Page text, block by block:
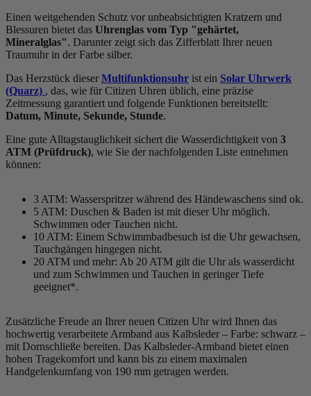
Einen weitgehenden Schutz vor unbeabsichtigten Kratzern und
Blessuren bietet das Uhrenglas vom Typ "gehärtet,
Mineralglas". Darunter zeigt sich das Zifferblatt Ihrer neuen
Traumuhr in der Farbe silber.
Das Herzstück dieser Multifunktionsuhr ist ein Solar Uhrwerk
(Quarz) , das, wie für Citizen Uhren üblich, eine präzise
Zeitmessung garantiert und folgende Funktionen bereitstellt:
Datum, Minute, Sekunde, Stunde.
Eine gute Alltagstauglichkeit sichert die Wasserdichtigkeit von 3
ATM (Prüfdruck), wie Sie der nachfolgenden Liste entnehmen
können:
3 ATM: Wasserspritzer während des Händewaschens sind ok.
5 ATM: Duschen & Baden ist mit dieser Uhr möglich.
Schwimmen oder Tauchen nicht.
10 ATM: Einem Schwimmbadbesuch ist die Uhr gewachsen,
Tauchgängen hingegen nicht.
20 ATM und mehr: Ab 20 ATM gilt die Uhr als wasserdicht
und zum Schwimmen und Tauchen in geringer Tiefe
geeignet*.
Zusätzliche Freude an Ihrer neuen Citizen Uhr wird Ihnen das
hochwertig verarbeitete Armband aus Kalbsleder – Farbe: schwarz –
mit Dornschließe bereiten. Das Kalbsleder-Armband bietet einen
hohen Tragekomfort und kann bis zu einem maximalen
Handgelenkumfang von 190 mm getragen werden.